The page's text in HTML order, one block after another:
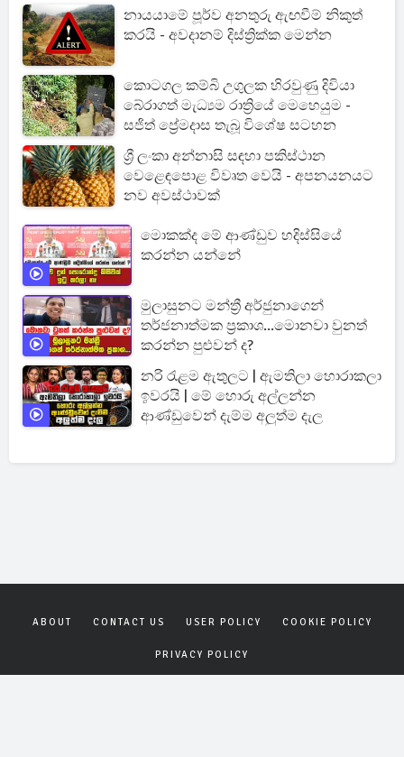
නායයාමේ පූර්ව අනතුරු ඇඟවීම් නිකුත්
කරයි - අවදානම් දිස්ත්‍රික්ක මෙන්න
කොටගල කම්බි උගුලක හිරවුණු දිවියා
බේරාගත් මැධ්‍යම රාත්‍රියේ මෙහෙයුම -
සජිත් ප්‍රේමදාස තැබූ විශේෂ සටහන
ශ්‍රී ලංකා අන්නාසි සඳහා පකිස්ථාන
වෙළෙඳපොළ විවෘත වෙයි - අපනයනයට
නව අවස්ථාවක්
මොකක්ද මේ ආණ්ඩුව හදිස්සියේ
කරන්න යන්නේ
මුලාසුනට මන්ත්‍රී අර්ජුනාගෙන්
තර්ජනාත්මක ප්‍රකාශ...මොනවා වුනත්
කරන්න පුළුවන් ද?
නරි රැළම ඇතුලට | ඇමතිලා හොරාකලා
ඉවරයි | මේ හොරු අල්ලන්න
ආණ්ඩුවෙන් දැම්ම අලුත්ම දැල
ABOUT CONTACT US USER POLICY COOKIE POLICY
PRIVACY POLICY